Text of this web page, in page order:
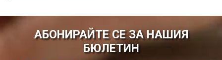
АБОНИРАЙТЕ СЕ ЗА НАШИЯ
БЮЛЕТИН